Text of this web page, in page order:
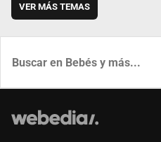
VER MÁS TEMAS